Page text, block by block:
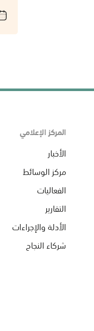
المركز الإعلامي
الأخبار
مركز الوسائط
الفعاليات
التقارير
الأدلة والإجراءات
شركاء النجاح